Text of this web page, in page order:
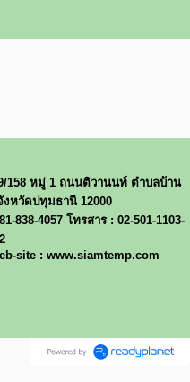
158 หมู่ 1 ถนนติวานนท์ ตำบลบ้าน
หวัดปทุมธานี 12000
838-4057 โทรสาร : 02-501-1103-
site : www.siamtemp.com